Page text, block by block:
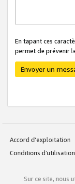
En tapant ces
permet de prévenir
Envoyer un
Accord d’exploitation
Conditions d’utilisation
Sur ce site, nous